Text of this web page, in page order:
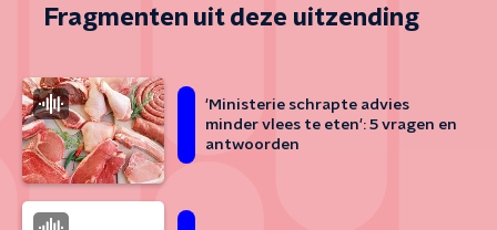
Fragmenten uit deze uitzending
'Ministerie schrapte advies
minder vlees te eten': 5 vragen en
antwoorden